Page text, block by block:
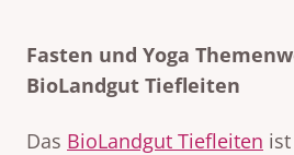
Fasten und Yoga
BioLandgut Tiefleiten
Das BioLandgut Tiefleiten